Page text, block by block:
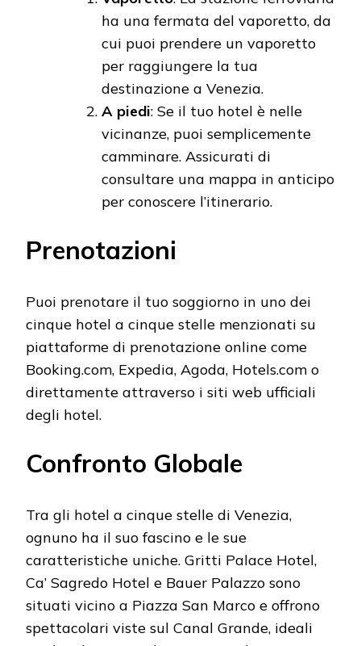
ha una fermata del vaporetto, da
cui puoi prendere un vaporetto
per raggiungere la tua
destinazione a Venezia.
A piedi: Se il tuo hotel è nelle
vicinanze, puoi semplicemente
camminare. Assicurati di
consultare una mappa in anticipo
per conoscere l’itinerario.
Prenotazioni
Puoi prenotare il tuo soggiorno in uno dei
cinque hotel a cinque stelle menzionati su
piattaforme di prenotazione online come
Booking.com, Expedia, Agoda, Hotels.com o
direttamente attraverso i siti web ufficiali
degli hotel.
Confronto Globale
Tra gli hotel a cinque stelle di Venezia,
ognuno ha il suo fascino e le sue
caratteristiche uniche. Gritti Palace Hotel,
Ca’ Sagredo Hotel e Bauer Palazzo sono
situati vicino a Piazza San Marco e offrono
spettacolari viste sul Canal Grande, ideali